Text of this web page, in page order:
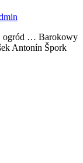
ogród … Barokowy
Antonín Špork